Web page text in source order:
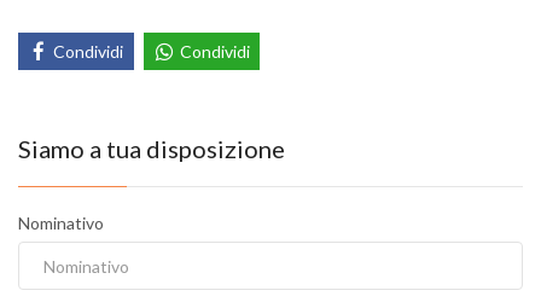
Condividi Condividi
Siamo a tua disposizione
Nominativo